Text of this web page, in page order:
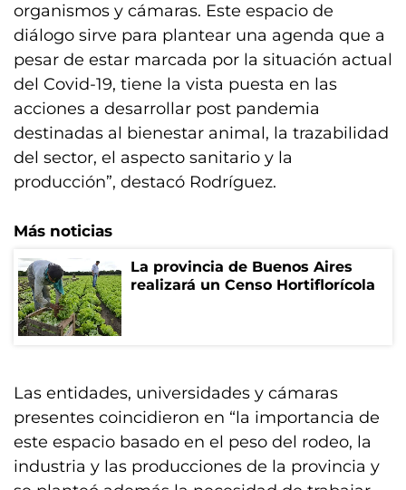
organismos y cámaras. Este espacio de
diálogo sirve para plantear una agenda que a
pesar de estar marcada por la situación actual
del Covid-19, tiene la vista puesta en las
acciones a desarrollar post pandemia
destinadas al bienestar animal, la trazabilidad
del sector, el aspecto sanitario y la
producción”, destacó Rodríguez.
Más noticias
La provincia de Buenos Aires
realizará un Censo Hortiflorícola
Las entidades, universidades y cámaras
presentes coincidieron en “la importancia de
este espacio basado en el peso del rodeo, la
industria y las producciones de la provincia y